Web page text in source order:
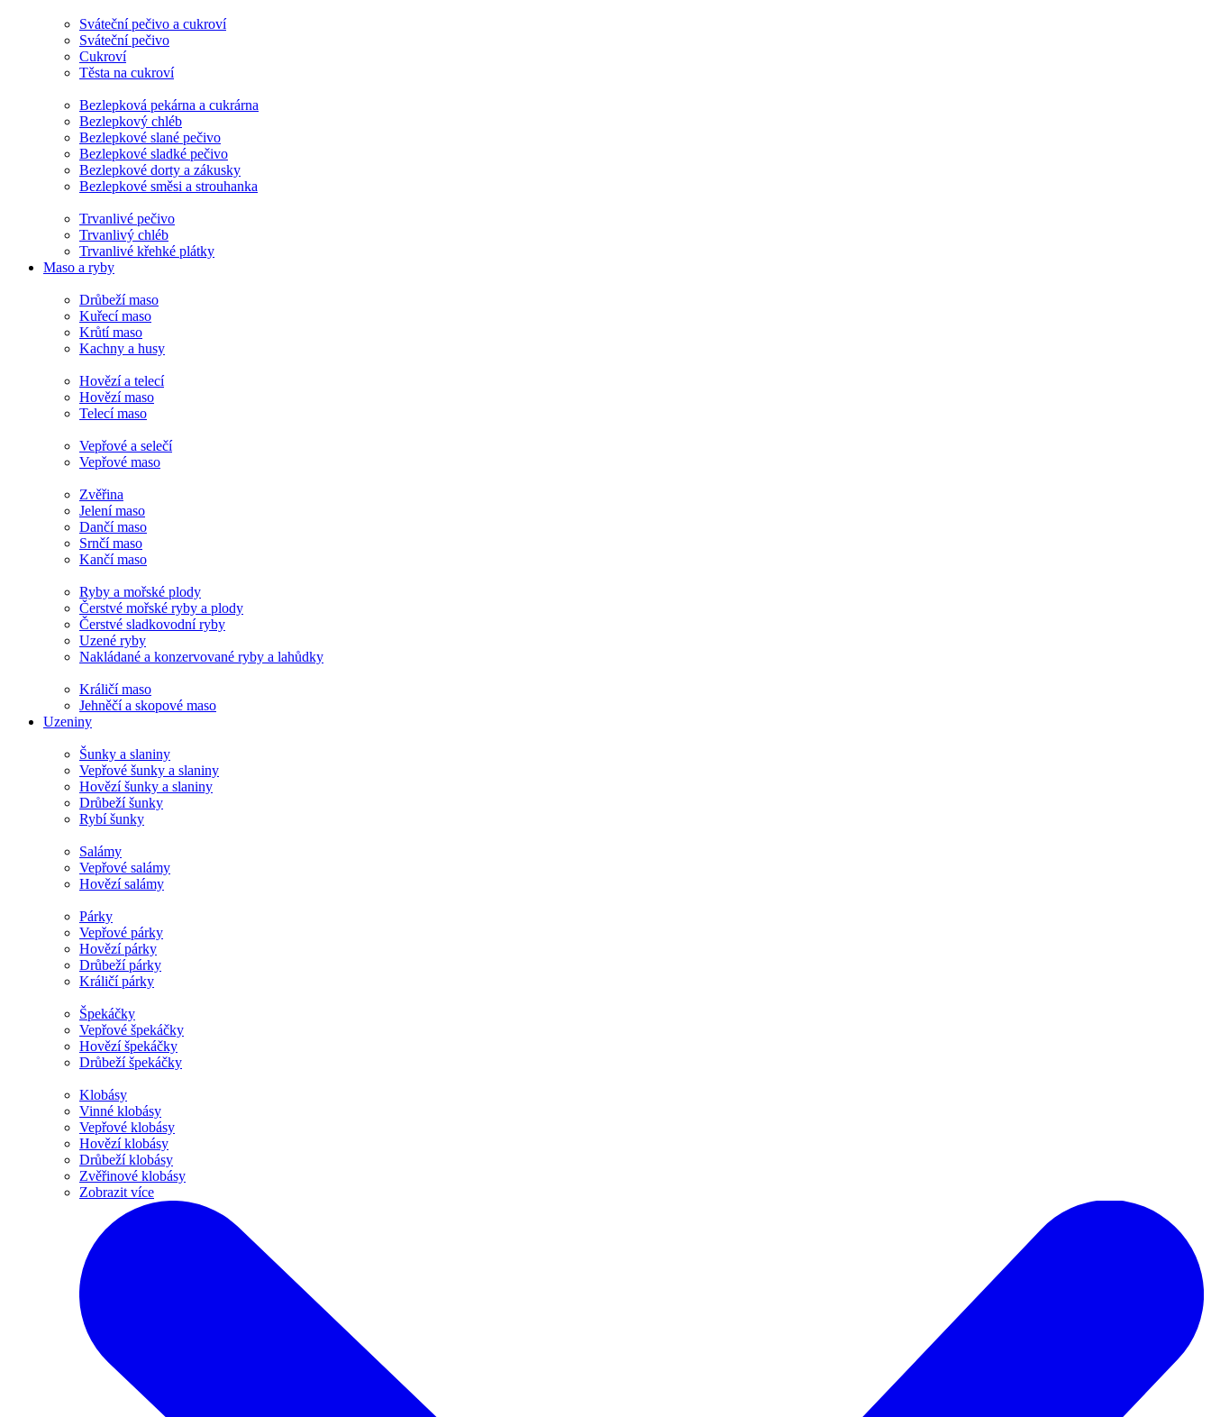
Sváteční pečivo a cukroví
Sváteční pečivo
Cukroví
Těsta na cukroví
Bezlepková pekárna a cukrárna
Bezlepkový chléb
Bezlepkové slané pečivo
Bezlepkové sladké pečivo
Bezlepkové dorty a zákusky
Bezlepkové směsi a strouhanka
Trvanlivé pečivo
Trvanlivý chléb
Trvanlivé křehké plátky
Maso a ryby
Drůbeží maso
Kuřecí maso
Krůtí maso
Kachny a husy
Hovězí a telecí
Hovězí maso
Telecí maso
Vepřové a selečí
Vepřové maso
Zvěřina
Jelení maso
Dančí maso
Srnčí maso
Kančí maso
Ryby a mořské plody
Čerstvé mořské ryby a plody
Čerstvé sladkovodní ryby
Uzené ryby
Nakládané a konzervované ryby a lahůdky
Králičí maso
Jehněčí a skopové maso
Uzeniny
Šunky a slaniny
Vepřové šunky a slaniny
Hovězí šunky a slaniny
Drůbeží šunky
Rybí šunky
Salámy
Vepřové salámy
Hovězí salámy
Párky
Vepřové párky
Hovězí párky
Drůbeží párky
Králičí párky
Špekáčky
Vepřové špekáčky
Hovězí špekáčky
Drůbeží špekáčky
Klobásy
Vinné klobásy
Vepřové klobásy
Hovězí klobásy
Drůbeží klobásy
Zvěřinové klobásy
Zobrazit více